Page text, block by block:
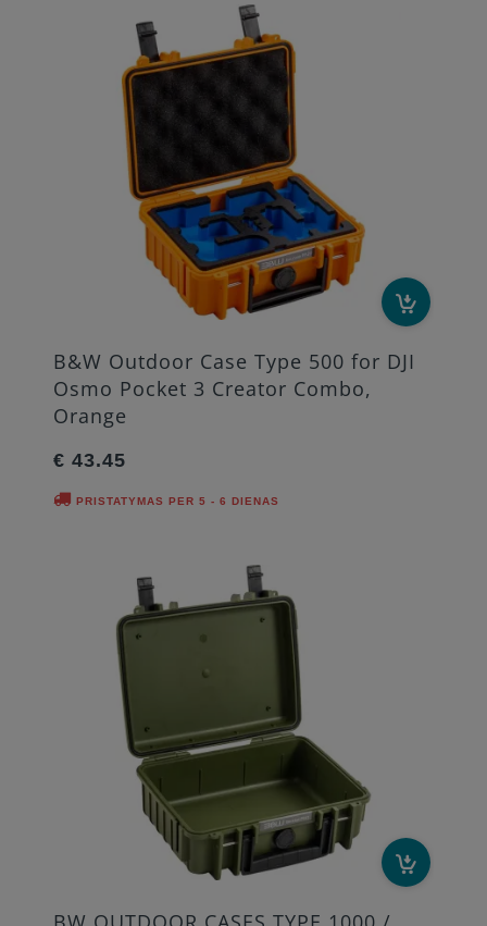
B&W Outdoor Case Type 500 for DJI
Osmo Pocket 3 Creator Combo,
Orange
€ 43.45
PRISTATYMAS PER 5 - 6 DIENAS